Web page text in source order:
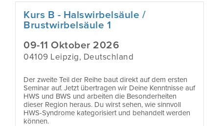
Kurs B - Halswirbelsäule /
Brustwirbelsäule 1
09-11 Oktober 2026
04109 Leipzig, Deutschland
Der zweite Teil der Reihe baut direkt auf dem ersten
Seminar auf. Jetzt übertragen wir Deine Kenntnisse auf
HWS und BWS und arbeiten die Besonderheiten
dieser Region heraus. Du wirst sehen, wie sinnvoll
HWS-Syndrome kategorisiert und behandelt werden
können.